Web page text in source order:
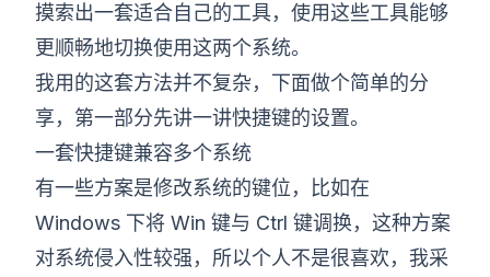
摸索出一套适合自己的工具，使用这些工具能够
更顺畅地切换使用这两个系统。
我用的这套方法并不复杂，下面做个简单的分
享，第一部分先讲一讲快捷键的设置。
一套快捷键兼容多个系统
有一些方案是修改系统的键位，比如在
Windows 下将 Win 键与 Ctrl 键调换，这种方案
对系统侵入性较强，所以个人不是很喜欢，我采